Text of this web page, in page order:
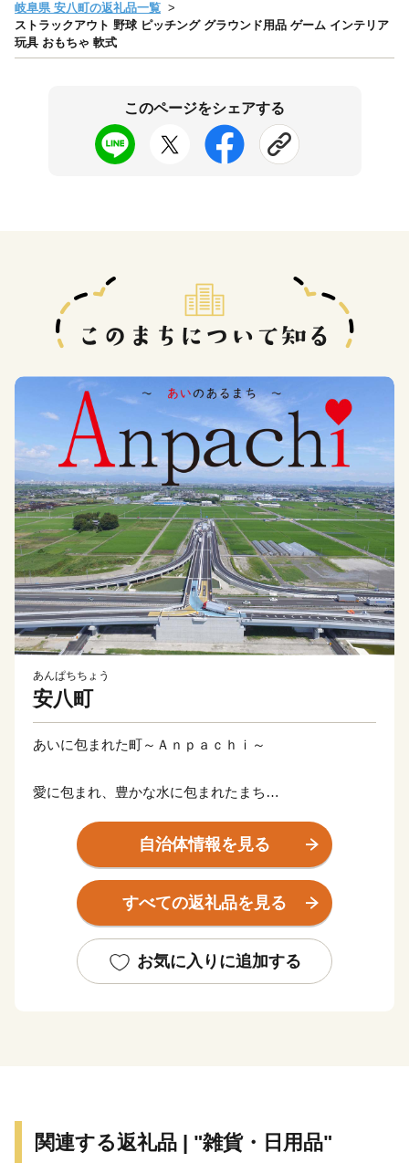
岐阜県 安八町の返礼品一覧
ストラックアウト 野球 ピッチング グラウンド用品 ゲーム インテリア
玩具 おもちゃ 軟式
このページをシェアする
あんぱちちょう
安八町
あいに包まれた町～Ａｎｐａｃｈｉ～
愛に包まれ、豊かな水に包まれたまち
で終わる愛に包まれたまちです。 安八町の位置は、岐
阜県の南西に位置し、揖斐川・長良川に挾まれ南北約9
キロメートル、東西約3キロメートルにわたる細長い形
をしています。 また、伊勢湾臨海工業地帯、北陸圏、
的条件に恵まれ、工場適地として近代産業発展の原動力
を担っています。 名神高速道路へ直結する安八スマー
で、「 株式会社浅野撚糸 」の“パーフェクテン”と”エ
自治体情報を見る
すべての返礼品を見る
お気に入りに追加する
関連する返礼品 | "雑貨・日用品"